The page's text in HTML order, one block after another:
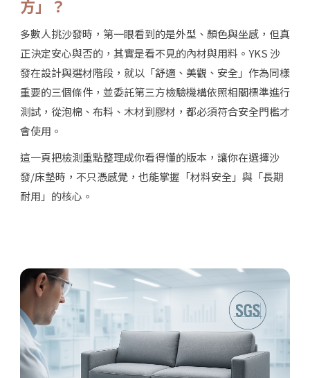
方」？
多數人挑沙發時，第一眼看到的是外型、顏色與坐感，但真
正決定安心與否的，其實是看不見的內材與用料。YKS 沙
發在設計與選材階段，就以「舒適、美觀、安全」作為同樣
重要的三個條件，並委託第三方檢驗機構依照相關標準進行
測試，從泡棉、布料、木材到膠材，都必須符合安全門檻才
會使用。
這一頁把檢測重點整理成你看得懂的版本，讓你在選擇沙
發/床墊時，不只憑感覺，也能掌握「材料安全」與「長期
耐用」的核心。